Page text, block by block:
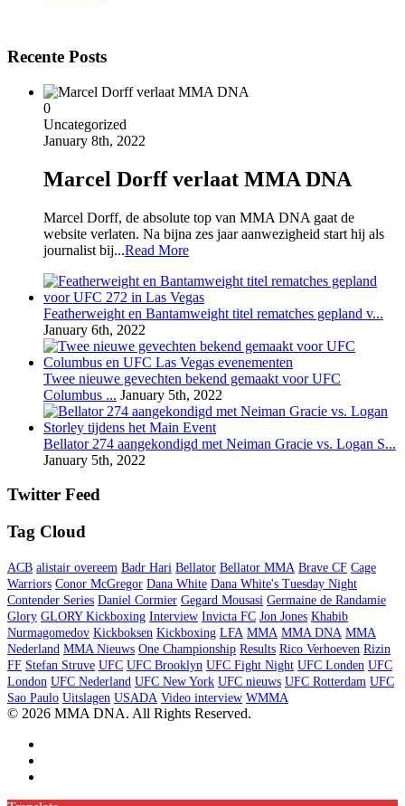
Recente Posts
0
Uncategorized
January 8th, 2022
Marcel Dorff verlaat MMA DNA
Marcel Dorff, de absolute top van MMA DNA gaat de
website verlaten. Na bijna zes jaar aanwezigheid start hij als
journalist bij...Read More
Featherweight en Bantamweight titel rematches gepland v...
January 6th, 2022
Twee nieuwe gevechten bekend gemaakt voor UFC
Columbus ... January 5th, 2022
Bellator 274 aangekondigd met Neiman Gracie vs. Logan S...
January 5th, 2022
Twitter Feed
Tag Cloud
ACB alistair overeem Badr Hari Bellator Bellator MMA Brave CF Cage
Warriors Conor McGregor Dana White Dana White's Tuesday Night
Contender Series Daniel Cormier Gegard Mousasi Germaine de Randamie
Glory GLORY Kickboxing Interview Invicta FC Jon Jones Khabib
Nurmagomedov Kickboksen Kickboxing LFA MMA MMA DNA MMA
Nederland MMA Nieuws One Championship Results Rico Verhoeven Rizin
FF Stefan Struve UFC UFC Brooklyn UFC Fight Night UFC Londen UFC
London UFC Nederland UFC New York UFC nieuws UFC Rotterdam UFC
Sao Paulo Uitslagen USADA Video interview WMMA
© 2026 MMA DNA. All Rights Reserved.